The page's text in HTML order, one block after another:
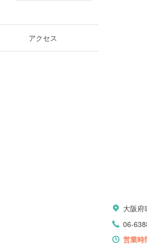
アクセス
大阪府
06-
営業時